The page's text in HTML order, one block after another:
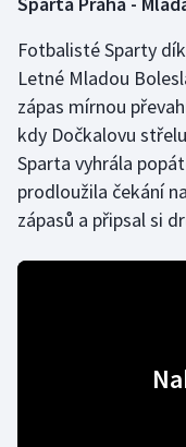
Házená
Jezdectví
Judo
Krasobruslení
Lezení
Lyže a snowboard
Fotbalisté Sparty
Letné Mladou
zápas mírnou
kdy Dočkalovu
Sparta vyhrála
prodloužila čekání
zápasů a připsal si